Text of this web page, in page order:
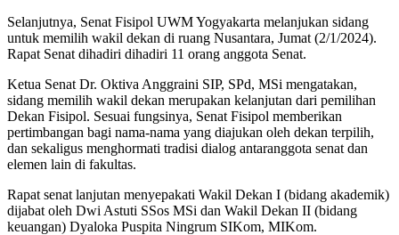
Selanjutnya, Senat Fisipol UWM Yogyakarta melanjukan sidang
untuk memilih wakil dekan di ruang Nusantara, Jumat (2/1/2024).
Rapat Senat dihadiri dihadiri 11 orang anggota Senat.
Ketua Senat Dr. Oktiva Anggraini SIP, SPd, MSi mengatakan,
sidang memilih wakil dekan merupakan kelanjutan dari pemilihan
Dekan Fisipol. Sesuai fungsinya, Senat Fisipol memberikan
pertimbangan bagi nama-nama yang diajukan oleh dekan terpilih,
dan sekaligus menghormati tradisi dialog antaranggota senat dan
elemen lain di fakultas.
Rapat senat lanjutan menyepakati Wakil Dekan I (bidang akademik)
dijabat oleh Dwi Astuti SSos MSi dan Wakil Dekan II (bidang
keuangan) Dyaloka Puspita Ningrum SIKom, MIKom.